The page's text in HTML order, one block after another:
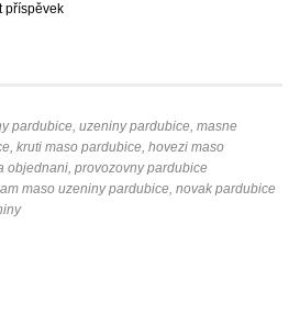
příspěvek
pardubice, uzeniny pardubice, masne
kruti maso pardubice, hovezi maso
objednani, provozovny pardubice
maso uzeniny pardubice, novak pardubice